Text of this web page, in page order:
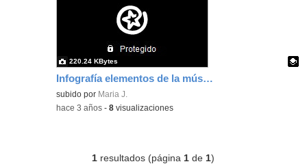
Infografía elementos de la música
Contenido educativo.
subido por Maria J.
220.24 KBytes
-hace 3 años -8 visualizaciones
1 resultados (página 1 de 1)